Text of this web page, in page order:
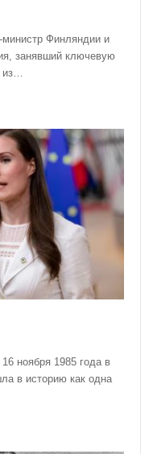
Финляндии и
занявший ключевую
из…
ноября 1985 года в
в историю как одна